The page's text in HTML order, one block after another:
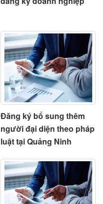
Đăng ký bổ sung thêm
người đại diện theo pháp
luật tại Quảng Ninh